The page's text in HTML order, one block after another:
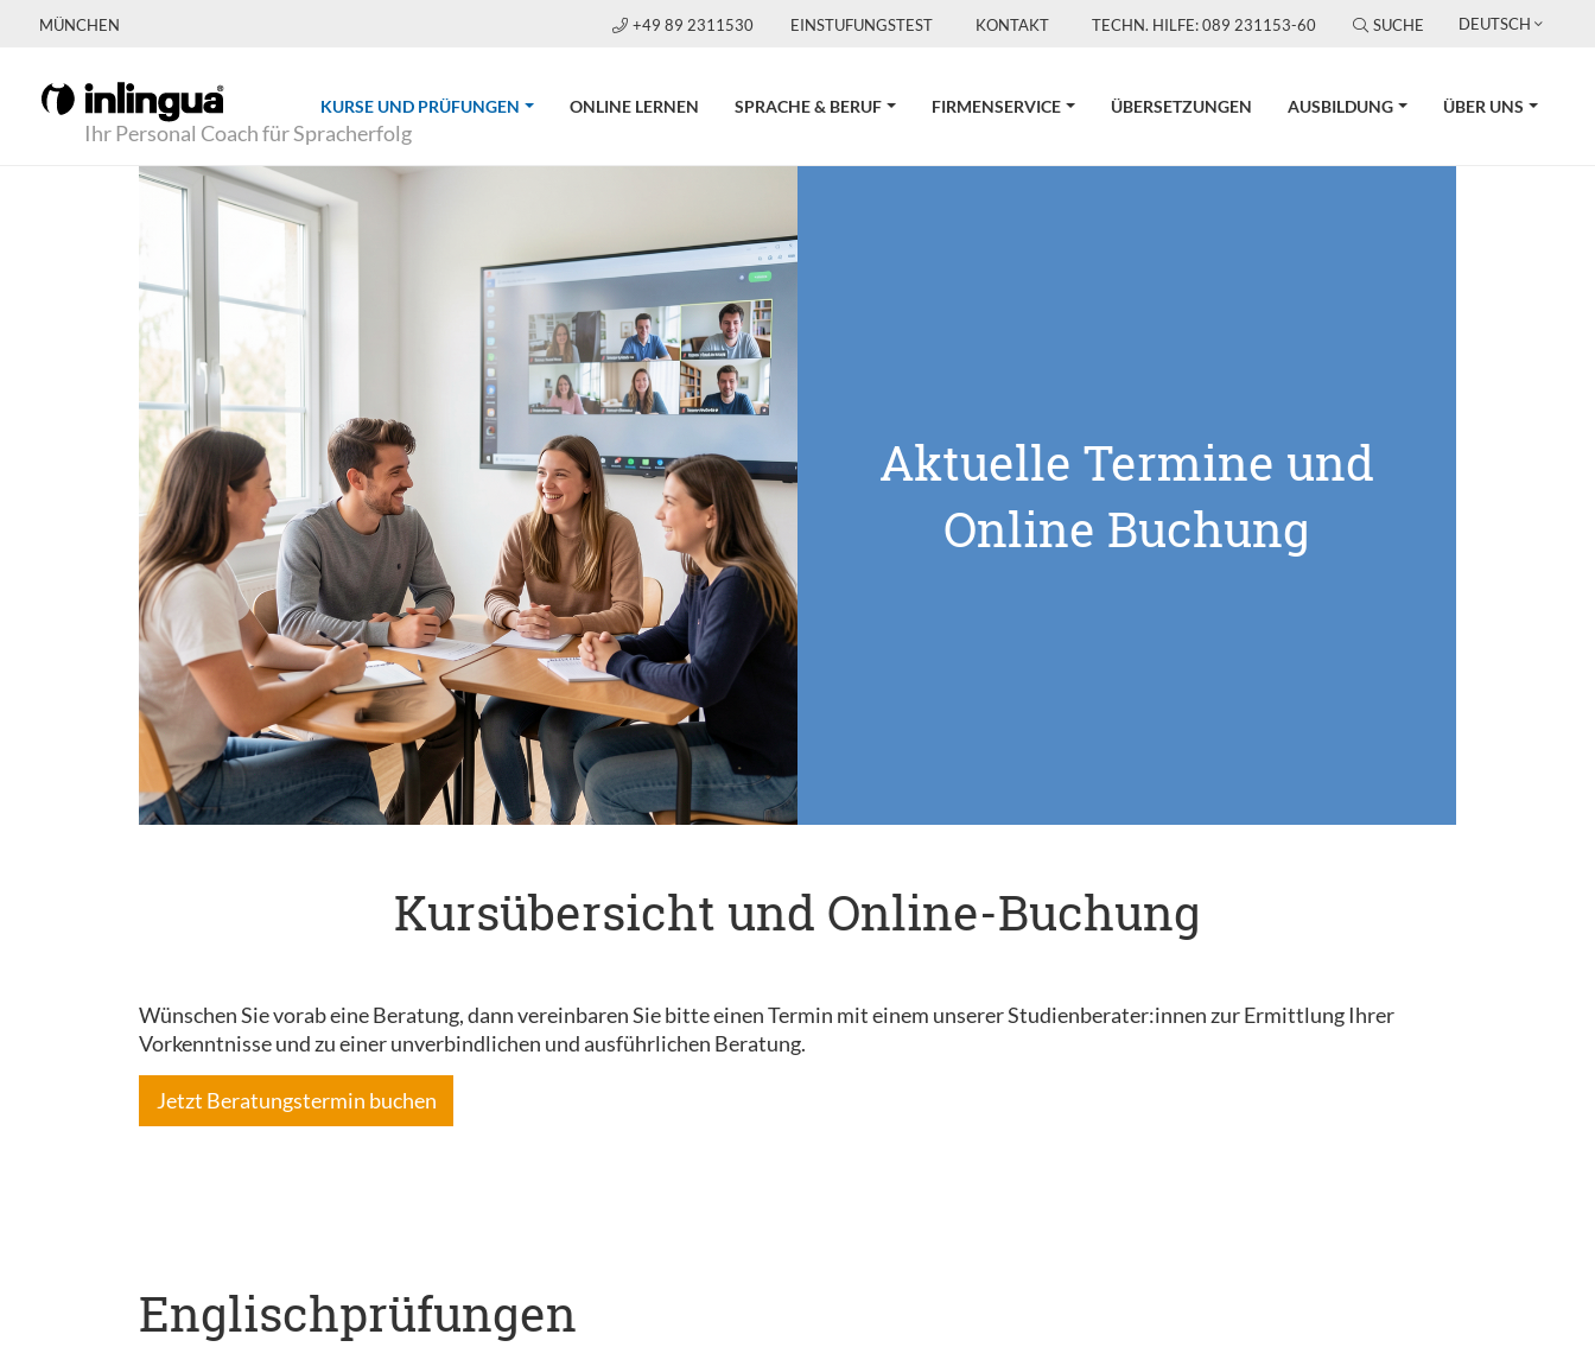
MÜNCHEN +49 89 2311530 EINSTUFUNGSTEST KONTAKT TECHN. HILFE: 089 231153-60 SUCHE DEUTSCH
Ihr Personal Coach für Spracherfolg
KURSE UND PRÜFUNGEN (CURRENT)ONLINE LERNEN SPRACHE & BERUF FIRMENSERVICE ÜBERSETZUNGEN AUSBILDUNG ÜBER UNS
Aktuelle Termine und
Online Buchung
Kursübersicht und Online-Buchung
Wünschen Sie vorab eine Beratung, dann vereinbaren Sie bitte einen Termin mit einem unserer Studienberater:innen zur Ermittlung Ihrer
Vorkenntnisse und zu einer unverbindlichen und ausführlichen Beratung.
Jetzt Beratungstermin buchen
Englischprüfungen